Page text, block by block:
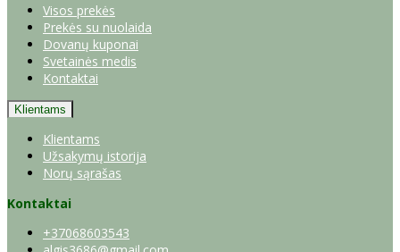
Visos prekės
Prekės su nuolaida
Dovanų kuponai
Svetainės medis
Kontaktai
Klientams
Klientams
Užsakymų istorija
Norų sąrašas
Kontaktai
+37068603543